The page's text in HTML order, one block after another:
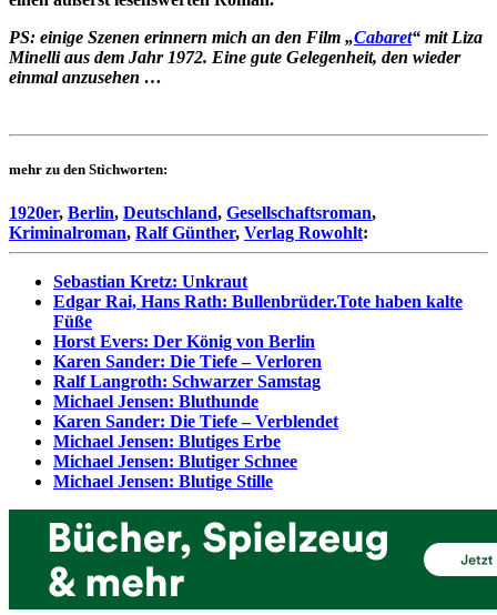
PS: einige Szenen erinnern mich an den Film „Cabaret“ mit Liza
Minelli aus dem Jahr 1972. Eine gute Gelegenheit, den wieder
einmal anzusehen …
mehr zu den Stichworten:
1920er, Berlin, Deutschland, Gesellschaftsroman,
Kriminalroman, Ralf Günther, Verlag Rowohlt:
Sebastian Kretz: Unkraut
Edgar Rai, Hans Rath: Bullenbrüder.Tote haben kalte
Füße
Horst Evers: Der König von Berlin
Karen Sander: Die Tiefe – Verloren
Ralf Langroth: Schwarzer Samstag
Michael Jensen: Bluthunde
Karen Sander: Die Tiefe – Verblendet
Michael Jensen: Blutiges Erbe
Michael Jensen: Blutiger Schnee
Michael Jensen: Blutige Stille